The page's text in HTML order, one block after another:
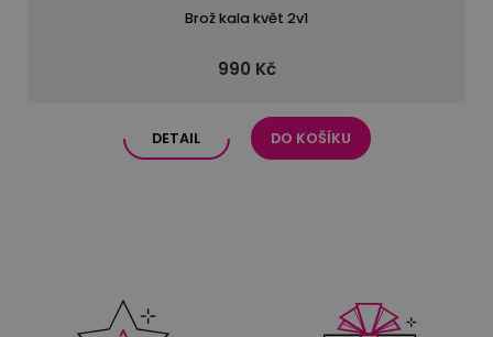
Brož kala květ 2v1
990 Kč
DETAIL DO KOŠÍKU